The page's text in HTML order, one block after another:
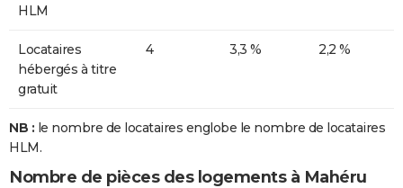
HLM
Locataires
hébergés à titre
gratuit
4 3,3 % 2,2 %
NB : le nombre de locataires englobe le nombre de locataires
HLM.
Nombre de pièces des logements à Mahéru